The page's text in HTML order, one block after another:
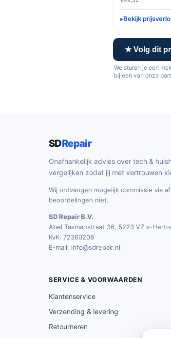
Bekijk
★ Volg dit
We sturen je een
bij een van onze
SDRepair
Onafhankelijk advies over tech &
vergelijken zodat jij met vertrouwen
Wij ontvangen mogelijk commissie via
beoordelingen niet.
SD Repair B.V.
Abel Tasmanstraat 36, 5223 VZ s-
KvK: 72360208
E-mail: info@sdrepair.nl
SERVICE & VOORWAARDEN
Klantenservice
Verzending & levering
Retourneren